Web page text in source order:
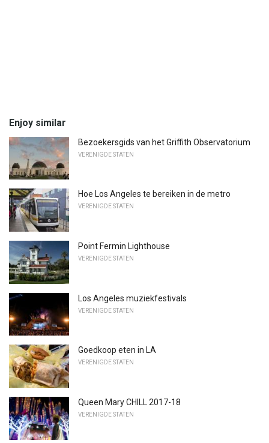
Enjoy similar
Bezoekersgids van het Griffith Observatorium
VERENIGDE STATEN
Hoe Los Angeles te bereiken in de metro
VERENIGDE STATEN
Point Fermin Lighthouse
VERENIGDE STATEN
Los Angeles muziekfestivals
VERENIGDE STATEN
Goedkoop eten in LA
VERENIGDE STATEN
Queen Mary CHILL 2017-18
VERENIGDE STATEN